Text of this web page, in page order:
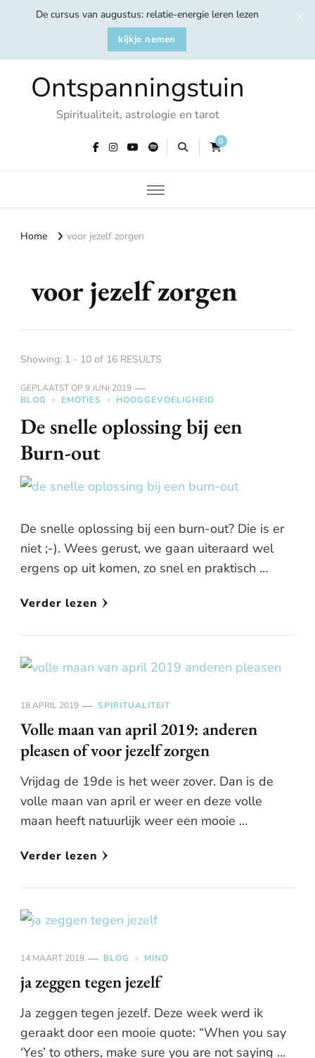
De cursus van augustus: relatie-energie leren lezen
kijkje nemen
Ontspanningstuin
Spiritualiteit, astrologie en tarot
0
Home voor jezelf zorgen
voor jezelf zorgen
Showing: 1 - 10 of 16 RESULTS
GEPLAATST OP 9 JUNI 2019
BLOG
EMOTIES HOOGGEVOELIGHEID
De snelle oplossing bij een
Burn-out
De snelle oplossing bij een burn-out? Die is er
niet ;-). Wees gerust, we gaan uiteraard wel
ergens op uit komen, zo snel en praktisch …
Verder lezen
18 APRIL 2019 SPIRITUALITEIT
Volle maan van april 2019: anderen
pleasen of voor jezelf zorgen
Vrijdag de 19de is het weer zover. Dan is de
volle maan van april er weer en deze volle
maan heeft natuurlijk weer een mooie …
Verder lezen
14 MAART 2019 BLOG MIND
ja zeggen tegen jezelf
Ja zeggen tegen jezelf. Deze week werd ik
geraakt door een mooie quote: “When you say
‘Yes’ to others, make sure you are not saying …